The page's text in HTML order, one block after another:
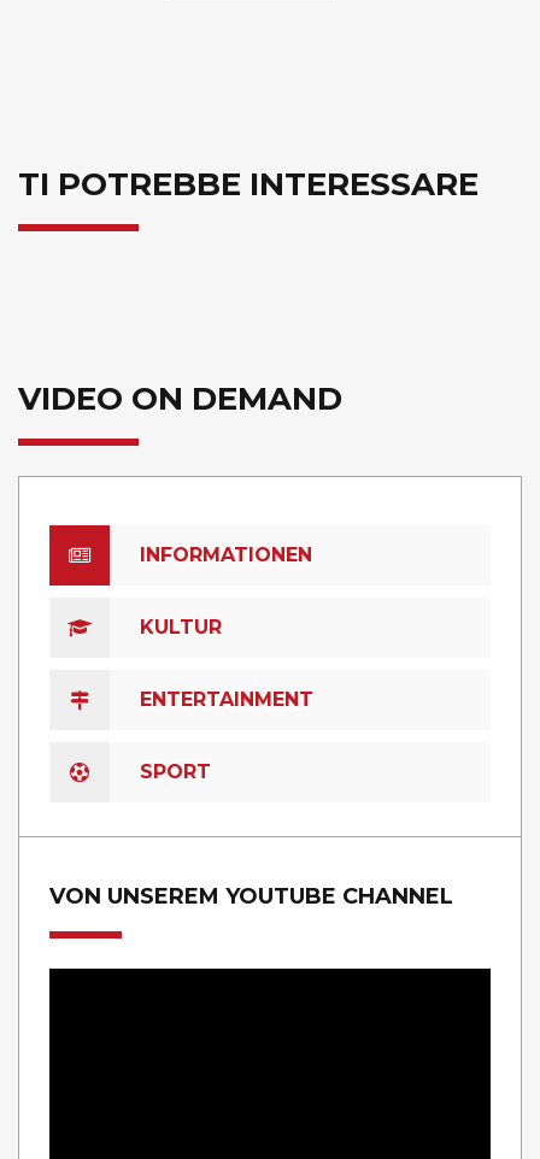
TI POTREBBE INTERESSARE
VIDEO ON DEMAND
INFORMATIONEN
KULTUR
ENTERTAINMENT
SPORT
VON UNSEREM YOUTUBE CHANNEL